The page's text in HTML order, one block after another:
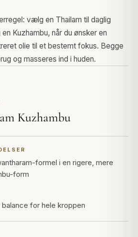
vælg en Thailam til daglig
Kuzhambu, når du ønsker en
olie til et bestemt fokus. Begge
og masseres ind i huden.
Kuzhambu
formel i en rigere, mere
form
for hele kroppen